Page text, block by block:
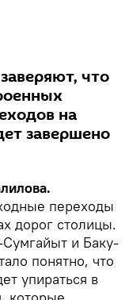
что
на
завершено
переходы
дорог столицы.
Сумгайыт и Баку-
понятно, что
упираться в